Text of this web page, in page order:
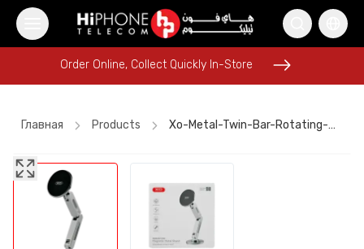
AirTags MagSafe Battery Pack
Galaxy S26 Ultra USB-C Cable
Order Online, Collect Quickly In-Store
iPhone 17 Pro Max HK
MagSafe Charger
Order Online, Collect Quickly In-Store
Главная Products Xo-Metal-Twin-Bar-Rotating-Magnetic-Holder-Silver-C148